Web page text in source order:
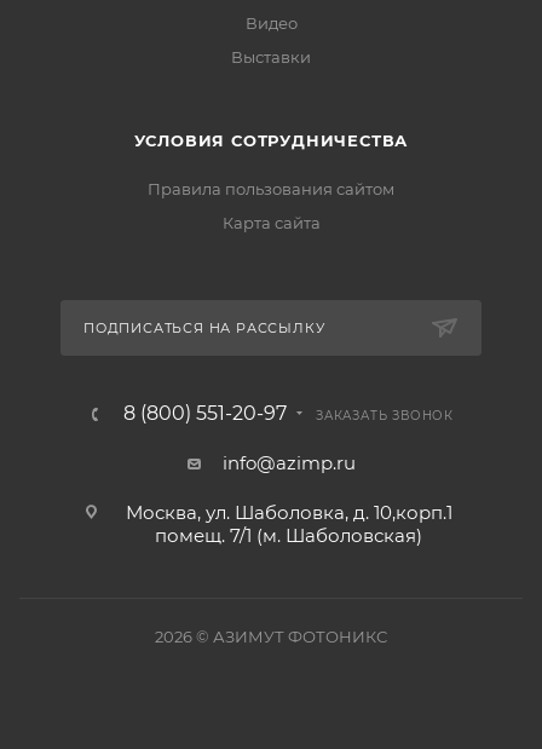
Видео
Выставки
УСЛОВИЯ СОТРУДНИЧЕСТВА
Правила пользования сайтом
Карта сайта
ПОДПИСАТЬСЯ НА РАССЫЛКУ
8 (800) 551-20-97 ЗАКАЗАТЬ ЗВОНОК
info@azimp.ru
Москва, ул. Шаболовка, д. 10,корп.1
помещ. 7/1 (м. Шаболовская)
2026© АЗИМУТ ФОТОНИКС